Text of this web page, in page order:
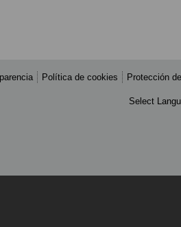
Política de cookies Protección
Select